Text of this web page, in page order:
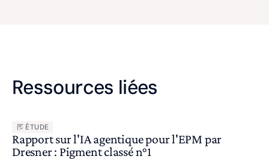
Ressources liées
ÉTUDE
Rapport sur l'IA agentique pour l'EPM par
Dresner : Pigment classé n°1